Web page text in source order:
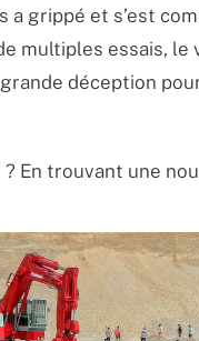
a grippé et s’est
multiples essais,
déception
En trouvant une